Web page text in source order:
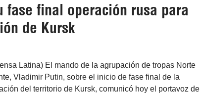
fase final operación rusa para
de Kursk
Latina) El mando de la agrupación de tropas Norte
Vladimir Putin, sobre el inicio de fase final de la
del territorio de Kursk, comunicó hoy el portavoz del